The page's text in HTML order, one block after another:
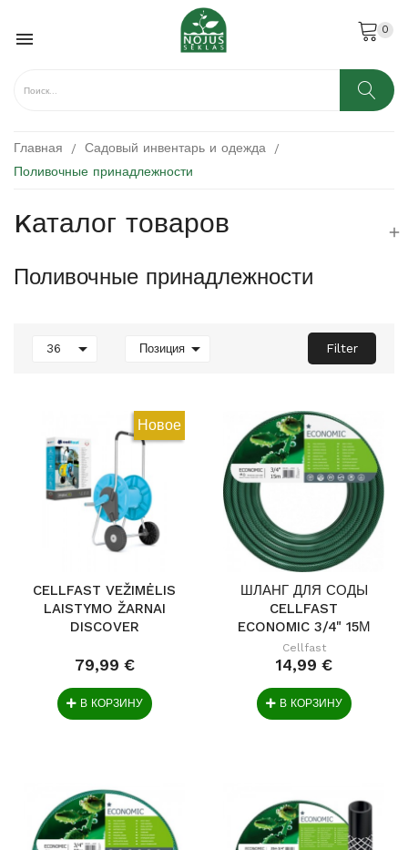
 0
Главная
Садовый инвентарь и одежда
Поливочные принадлежности
Kаталог товаров 
Поливочные принадлежности
36  Позиция  Filter
Новое
CELLFAST VEŽIMĖLIS
LAISTYMO ŽARNAI
DISCOVER
79,99 €
В КОРЗИНУ
ШЛАНГ ДЛЯ СОДЫ
CELLFAST
ECONOMIC 3/4" 15М
Cellfast
14,99 €
В КОРЗИНУ